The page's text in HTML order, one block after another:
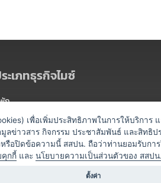
ะเภทธุรกิจไมซ์
ก
านที่จัดงาน
งเที่ยว / นำเที่ยว
แกไนเซอร์
เพื่อเพิ่มประสิทธิภาพในการให้บริการ
มูลข่าวสาร กิจกรรม ประชาสัมพันธ์ และสิทธิ
อปิดข้อความนี้ สสปน. ถือว่าท่านยอมรับกา
คุกกี้ และ นโยบายความเป็นส่วนตัวของ สสปน.
ตั้งค่า